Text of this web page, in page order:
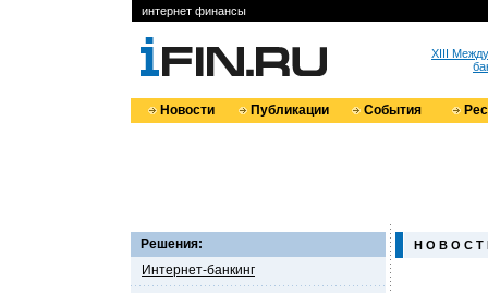
интернет финансы
XIII
Новости Публикации События
Решения:
Интернет-банкинг
Н О В О С Т